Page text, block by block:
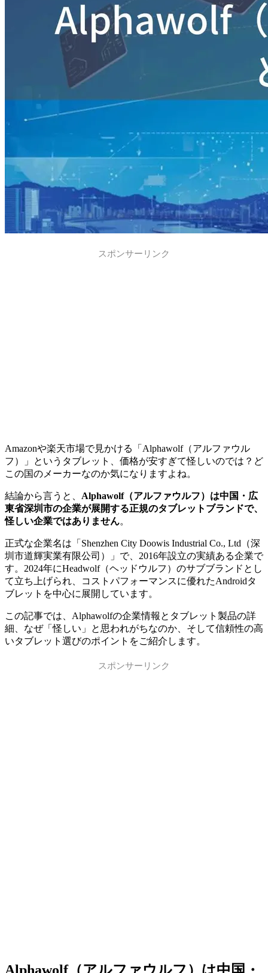
スポンサーリンク
Amazonや楽天市場で見かける「Alphawolf（アルファウル
フ）」というタブレット、価格が安すぎて怪しいのでは？ど
この国のメーカーなのか気になりますよね。
結論から言うと、 Alphawolf（アルファウルフ）は中国・広
東省深圳市の企業が展開する正規のタブレットブランドで、
怪しい企業ではありません。
正式な企業名は「Shenzhen City Doowis Industrial Co., Ltd（深
圳市道輝実業有限公司）」で、2016年設立の実績ある企業で
す。2024年にHeadwolf（ヘッドウルフ）のサブブランドとし
て立ち上げられ、コストパフォーマンスに優れたAndroidタ
ブレットを中心に展開しています。
この記事では、Alphawolfの企業情報とタブレット製品の詳
細、なぜ「怪しい」と思われがちなのか、そして信頼性の高
いタブレット選びのポイントをご紹介します。
スポンサーリンク